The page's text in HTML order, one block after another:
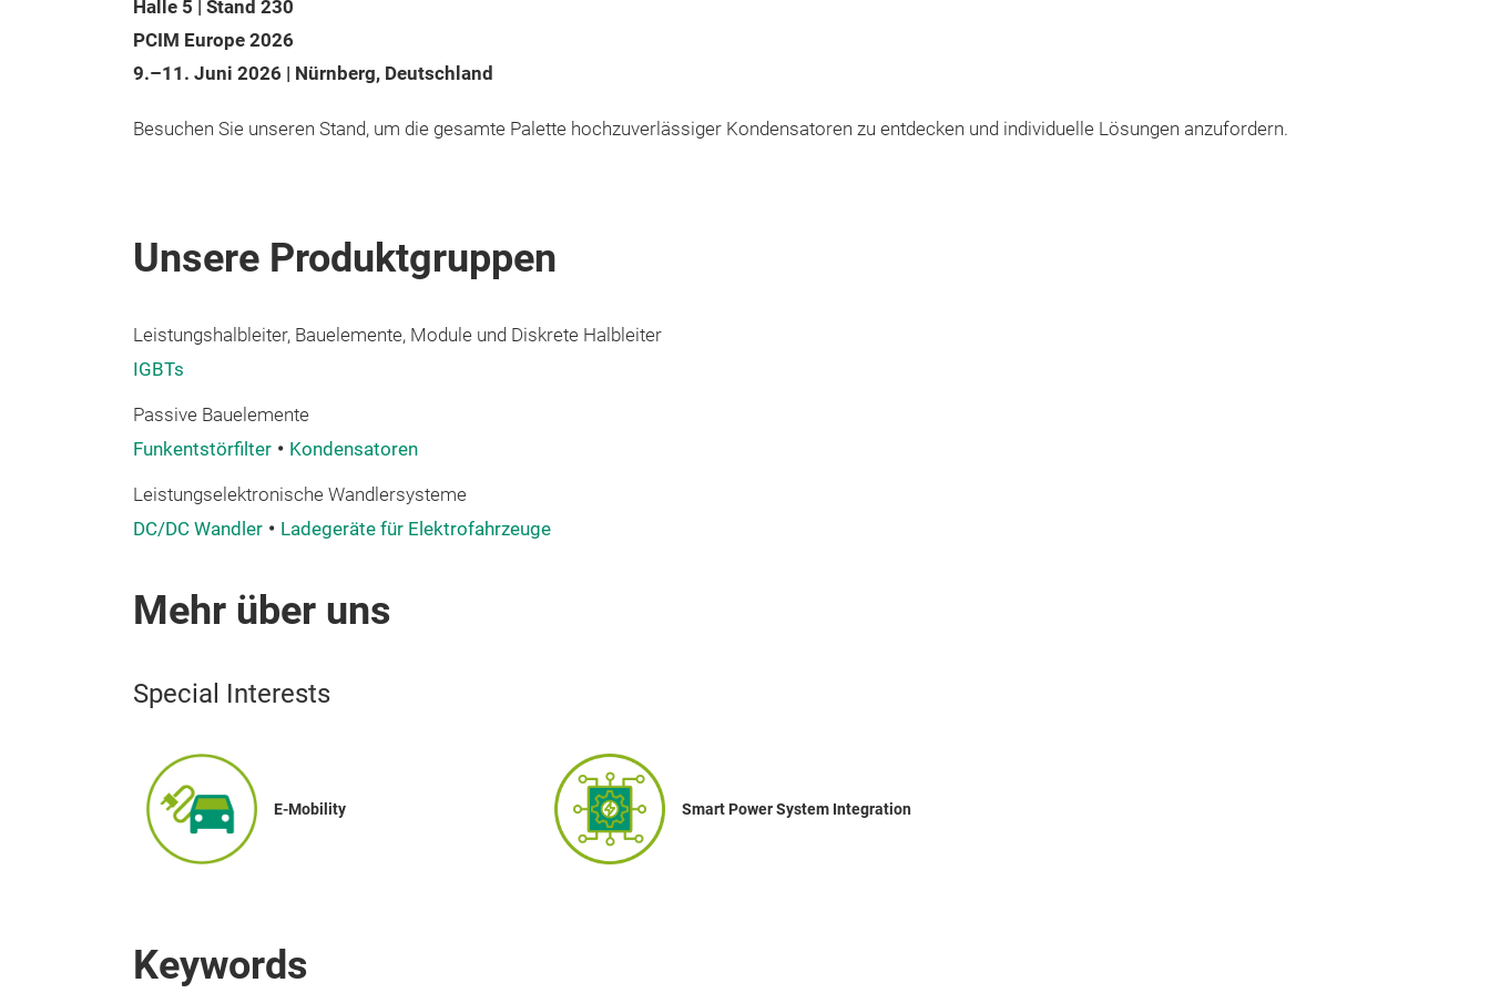
Halle 5 | Stand 230
PCIM Europe 2026
9.–11. Juni 2026 | Nürnberg, Deutschland
Besuchen Sie unseren Stand, um die gesamte Palette hochzuverlässiger Kondensatoren zu entdecken und individuelle Lösungen anzufordern.
Unsere Produktgruppen
Leistungshalbleiter, Bauelemente, Module und Diskrete Halbleiter
IGBTs
Passive Bauelemente
Funkentstörfilter
Kondensatoren
Leistungselektronische Wandlersysteme
DC/DC Wandler
Ladegeräte für Elektrofahrzeuge
Mehr über uns
Special Interests
E-Mobility Smart Power System Integration
Keywords